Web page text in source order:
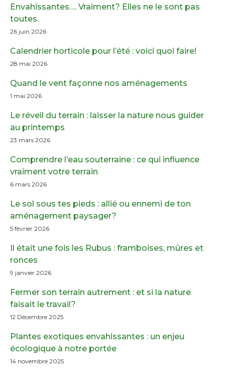
Envahissantes…. Vraiment? Elles ne le sont pas
toutes.
26 juin 2026
Calendrier horticole pour l’été : voici quoi faire!
28 mai 2026
Quand le vent façonne nos aménagements
1 mai 2026
Le réveil du terrain : laisser la nature nous guider
au printemps
23 mars 2026
Comprendre l’eau souterraine : ce qui influence
vraiment votre terrain
6 mars 2026
Le sol sous tes pieds : allié ou ennemi de ton
aménagement paysager?
5 février 2026
Il était une fois les Rubus : framboises, mûres et
ronces
9 janvier 2026
Fermer son terrain autrement : et si la nature
faisait le travail?
12 Décembre 2025
Plantes exotiques envahissantes : un enjeu
écologique à notre portée
14 novembre 2025